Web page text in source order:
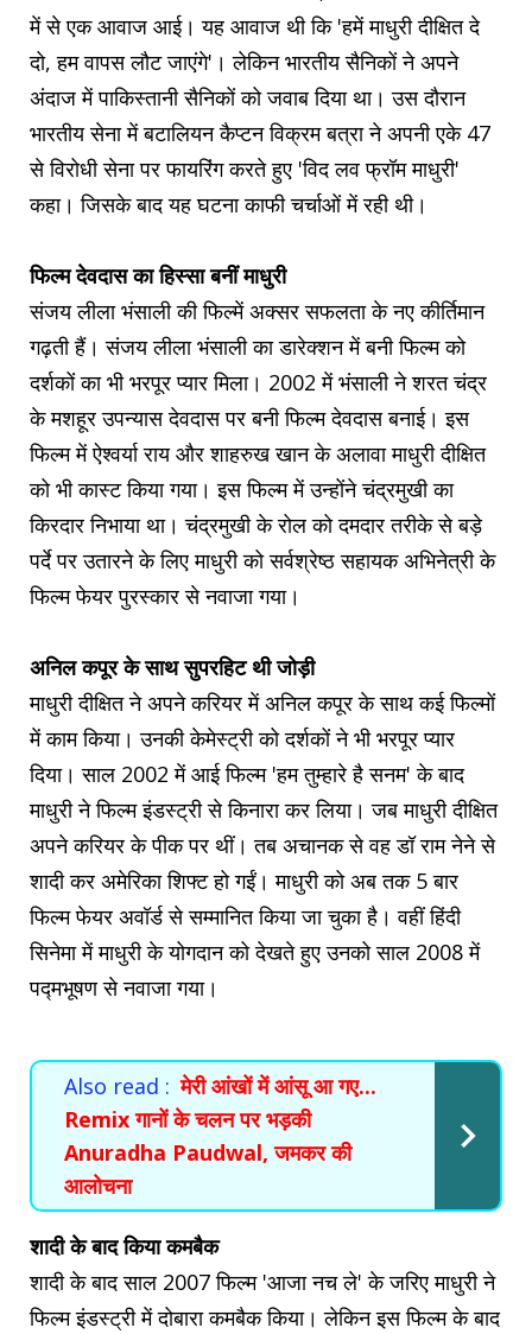
में से एक आवाज आई। यह आवाज थी कि 'हमें माधुरी दीक्षित दे
दो, हम वापस लौट जाएंगे'। लेकिन भारतीय सैनिकों ने अपने
अंदाज में पाकिस्तानी सैनिकों को जवाब दिया था। उस दौरान
भारतीय सेना में बटालियन कैप्टन विक्रम बत्रा ने अपनी एके 47
से विरोधी सेना पर फायरिंग करते हुए 'विद लव फ्रॉम माधुरी'
कहा। जिसके बाद यह घटना काफी चर्चाओं में रही थी।
फिल्म देवदास का हिस्सा बनीं माधुरी
संजय लीला भंसाली की फिल्में अक्सर सफलता के नए कीर्तिमान
गढ़ती हैं। संजय लीला भंसाली का डारेक्शन में बनी फिल्म को
दर्शकों का भी भरपूर प्यार मिला। 2002 में भंसाली ने शरत चंद्र
के मशहूर उपन्यास देवदास पर बनी फिल्म देवदास बनाई। इस
फिल्म में ऐश्वर्या राय और शाहरुख खान के अलावा माधुरी दीक्षित
को भी कास्ट किया गया। इस फिल्म में उन्होंने चंद्रमुखी का
किरदार निभाया था। चंद्रमुखी के रोल को दमदार तरीके से बड़े
पर्दे पर उतारने के लिए माधुरी को सर्वश्रेष्ठ सहायक अभिनेत्री के
फिल्म फेयर पुरस्कार से नवाजा गया।
अनिल कपूर के साथ सुपरहिट थी जोड़ी
माधुरी दीक्षित ने अपने करियर में अनिल कपूर के साथ कई फिल्मों
में काम किया। उनकी केमेस्ट्री को दर्शकों ने भी भरपूर प्यार
दिया। साल 2002 में आई फिल्म 'हम तुम्हारे है सनम' के बाद
माधुरी ने फिल्म इंडस्ट्री से किनारा कर लिया। जब माधुरी दीक्षित
अपने करियर के पीक पर थीं। तब अचानक से वह डॉ राम नेने से
शादी कर अमेरिका शिफ्ट हो गईं। माधुरी को अब तक 5 बार
फिल्म फेयर अवॉर्ड से सम्मानित किया जा चुका है। वहीं हिंदी
सिनेमा में माधुरी के योगदान को देखते हुए उनको साल 2008 में
पद्मभूषण से नवाजा गया।
Also read : मेरी आंखों में आंसू आ गए...
Remix गानों के चलन पर भड़की
Anuradha Paudwal, जमकर की
आलोचना
शादी के बाद किया कमबैक
शादी के बाद साल 2007 फिल्म 'आजा नच ले' के जरिए माधुरी ने
फिल्म इंडस्ट्री में दोबारा कमबैक किया। लेकिन इस फिल्म के बाद